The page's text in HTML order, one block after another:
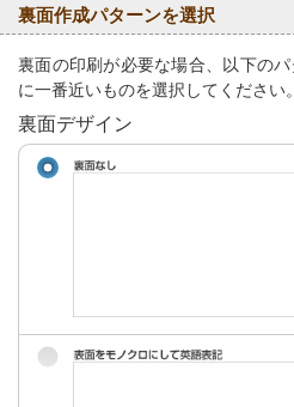
裏面作成パターンを選択
裏面の印刷が必要な場合、以下の
に一番近いものを選択してください。
裏面デザイン